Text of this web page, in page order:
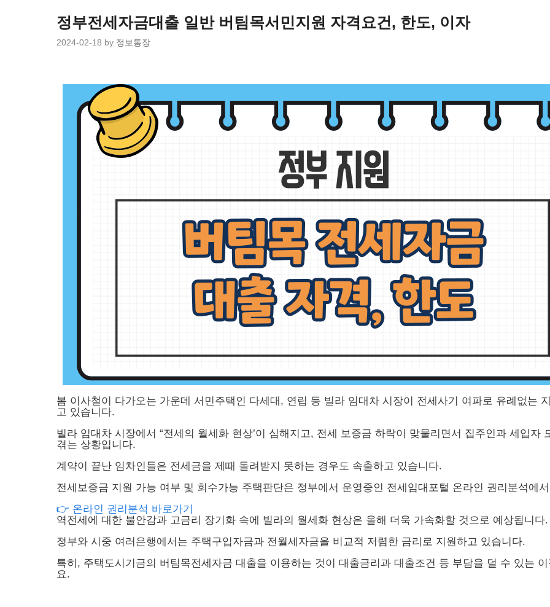
정부전세자금대출 일반 버팀목서민지원 자격요건, 한도, 이자
2024-02-18 by 정보통장
봄 이사철이 다가오는 가운데 서민주택인 다세대, 연립 등 빌라 임대차 시장이 전세사기 여파로 유례없는
고 있습니다.
빌라 임대차 시장에서 “전세의 월세화 현상’이 심해지고, 전세 보증금 하락이 맞물리면서 집주인과 세입자
겪는 상황입니다.
계약이 끝난 임차인들은 전세금을 제때 돌려받지 못하는 경우도 속출하고 있습니다.
전세보증금 지원 가능 여부 및 회수가능 주택판단은 정부에서 운영중인 전세임대포털 온라인 권리분석에
👉 온라인 권리분석 바로가기
역전세에 대한 불안감과 고금리 장기화 속에 빌라의 월세화 현상은 올해 더욱 가속화할 것으로 예상됩니다.
정부와 시중 여러은행에서는 주택구입자금과 전월세자금을 비교적 저렴한 금리로 지원하고 있습니다.
특히, 주택도시기금의 버팀목전세자금 대출을 이용하는 것이 대출금리과 대출조건 등 부담을 덜 수 있는 이
요.